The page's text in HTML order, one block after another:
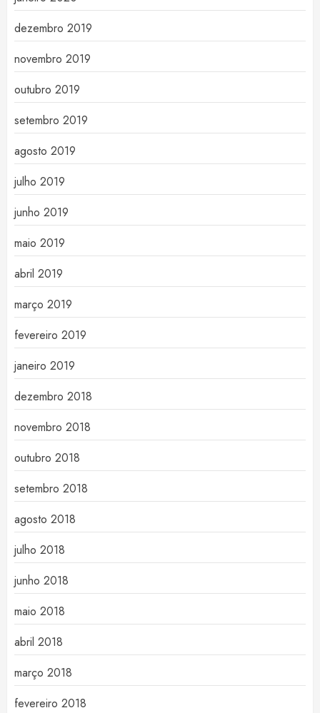
dezembro 2019
novembro 2019
outubro 2019
setembro 2019
agosto 2019
julho 2019
junho 2019
maio 2019
abril 2019
março 2019
fevereiro 2019
janeiro 2019
dezembro 2018
novembro 2018
outubro 2018
setembro 2018
agosto 2018
julho 2018
junho 2018
maio 2018
abril 2018
março 2018
fevereiro 2018